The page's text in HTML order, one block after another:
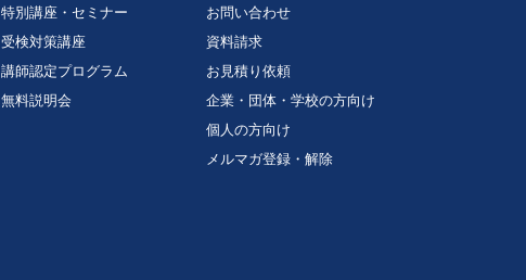
特別講座・セミナー
受検対策講座
講師認定プログラム
無料説明会
お問い合わせ
資料請求
お見積り依頼
企業・団体・学校の方向け
個人の方向け
メルマガ登録・解除